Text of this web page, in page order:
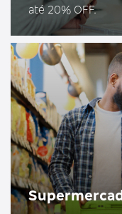
até 20% OFF.